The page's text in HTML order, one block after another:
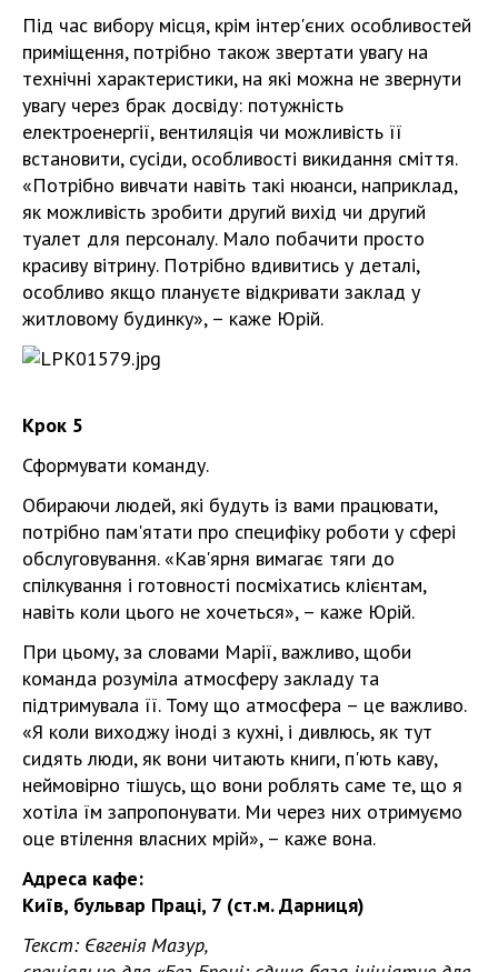
Під час вибору місця, крім інтер'єних особливостей
приміщення, потрібно також звертати увагу на
технічні характеристики, на які можна не звернути
увагу через брак досвіду: потужність
електроенергії, вентиляція чи можливість її
встановити, сусіди, особливості викидання сміття.
«Потрібно вивчати навіть такі нюанси, наприклад,
як можливість зробити другий вихід чи другий
туалет для персоналу. Мало побачити просто
красиву вітрину. Потрібно вдивитись у деталі,
особливо якщо плануєте відкривати заклад у
житловому будинку», – каже Юрій.
Крок 5
Сформувати команду.
Обираючи людей, які будуть із вами працювати,
потрібно пам'ятати про специфіку роботи у сфері
обслуговування. «Кав'ярня вимагає тяги до
спілкування і готовності посміхатись клієнтам,
навіть коли цього не хочеться», – каже Юрій.
При цьому, за словами Марії, важливо, щоби
команда розуміла атмосферу закладу та
підтримувала її. Тому що атмосфера – це важливо.
«Я коли виходжу іноді з кухні, і дивлюсь, як тут
сидять люди, як вони читають книги, п'ють каву,
неймовірно тішусь, що вони роблять саме те, що я
хотіла їм запропонувати. Ми через них отримуємо
оце втілення власних мрій», – каже вона.
Адреса кафе:
Київ, бульвар Праці, 7 (ст.м. Дарниця)
Текст: Євгенія Мазур,